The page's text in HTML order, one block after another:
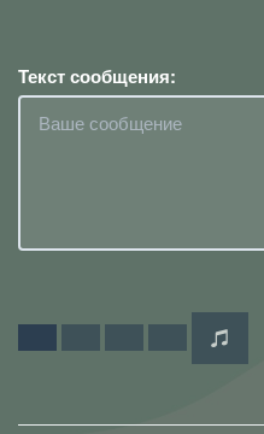
Текст сообщения: